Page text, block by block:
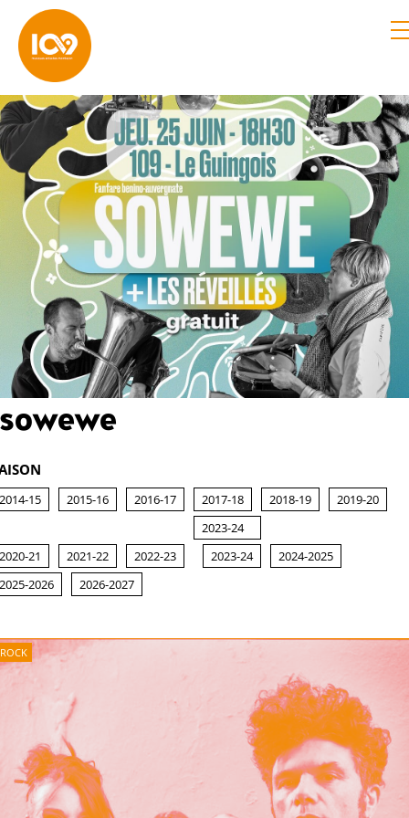
sowewe
2014-15 2015-16 2016-17 2017-18 2018-19 2019-20
2020-21 2021-22 2022-23
2023-24
2023-24
2024-2025
2025-2026
2026-2027
ROCK